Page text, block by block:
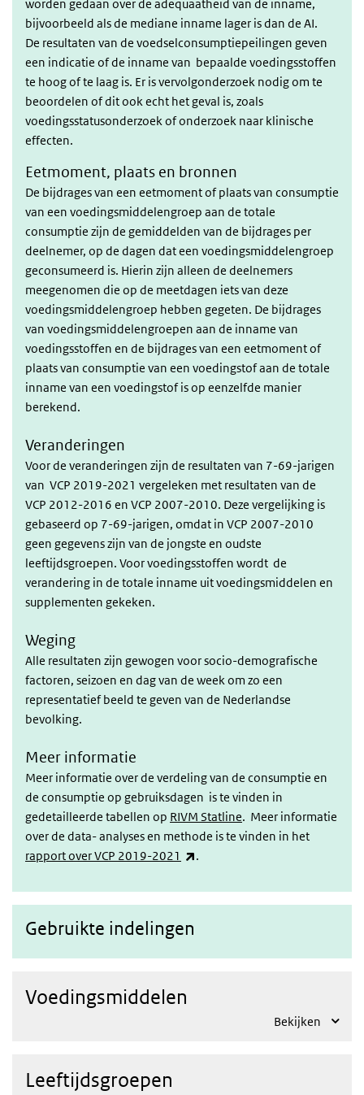
worden gedaan over de adequaatheid van de inname,
bijvoorbeeld als de mediane inname lager is dan de AI.
De resultaten van de voedselconsumptiepeilingen geven
een indicatie of de inname van bepaalde voedingsstoffen
te hoog of te laag is. Er is vervolgonderzoek nodig om te
beoordelen of dit ook echt het geval is, zoals
voedingsstatusonderzoek of onderzoek naar klinische
effecten.
Eetmoment, plaats en bronnen
De bijdrages van een eetmoment of plaats van consumptie
van een voedingsmiddelengroep aan de totale
consumptie zijn de gemiddelden van de bijdrages per
deelnemer, op de dagen dat een voedingsmiddelengroep
geconsumeerd is. Hierin zijn alleen de deelnemers
meegenomen die op de meetdagen iets van deze
voedingsmiddelengroep hebben gegeten. De bijdrages
van voedingsmiddelengroepen aan de inname van
voedingsstoffen en de bijdrages van een eetmoment of
plaats van consumptie van een voedingstof aan de totale
inname van een voedingstof is op eenzelfde manier
berekend.
Veranderingen
Voor de veranderingen zijn de resultaten van 7-69-jarigen
van VCP 2019-2021 vergeleken met resultaten van de
VCP 2012-2016 en VCP 2007-2010. Deze vergelijking is
gebaseerd op 7-69-jarigen, omdat in VCP 2007-2010
geen gegevens zijn van de jongste en oudste
leeftijdsgroepen. Voor voedingsstoffen wordt de
verandering in de totale inname uit voedingsmiddelen en
supplementen gekeken.
Weging
Alle resultaten zijn gewogen voor socio-demografische
factoren, seizoen en dag van de week om zo een
representatief beeld te geven van de Nederlandse
bevolking.
Meer informatie
Meer informatie over de verdeling van de consumptie en
de consumptie op gebruiksdagen is te vinden in
gedetailleerde tabellen op RIVM Statline. Meer informatie
over de data- analyses en methode is te vinden in het
rapport over VCP 2019-2021
.
Gebruikte indelingen
Voedingsmiddelen
Bekijken
Leeftijdsgroepen